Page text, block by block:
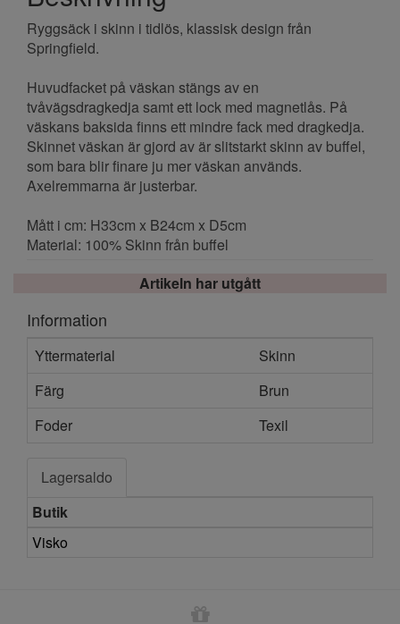
Ryggsäck i skinn i tidlös, klassisk design från
Springfield.
Huvudfacket på väskan stängs av en
tvåvägsdragkedja samt ett lock med magnetlås. På
väskans baksida finns ett mindre fack med dragkedja.
Skinnet väskan är gjord av är slitstarkt skinn av buffel,
som bara blir finare ju mer väskan används.
Axelremmarna är justerbar.
Mått i cm: H33cm x B24cm x D5cm
Material: 100% Skinn från buffel
Artikeln har utgått
Information
Yttermaterial
Skinn
Färg
Brun
Foder
Texil
Lagersaldo
Butik
Visko